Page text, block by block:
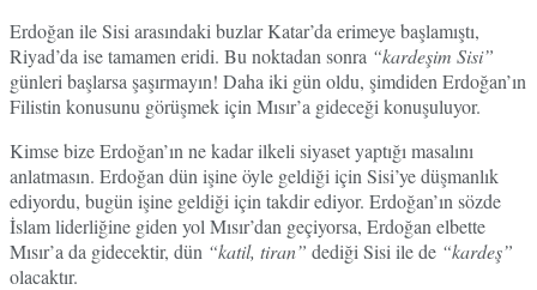
Erdoğan ile Sisi arasındaki buzlar Katar’da erimeye başlamıştı,
Riyad’da ise tamamen eridi. Bu noktadan sonra “kardeşim Sisi”
günleri başlarsa şaşırmayın! Daha iki gün oldu, şimdiden Erdoğan’ın
Filistin konusunu görüşmek için Mısır’a gideceği konuşuluyor.
Kimse bize Erdoğan’ın ne kadar ilkeli siyaset yaptığı masalını
anlatmasın. Erdoğan dün işine öyle geldiği için Sisi’ye düşmanlık
ediyordu, bugün işine geldiği için takdir ediyor. Erdoğan’ın sözde
İslam liderliğine giden yol Mısır’dan geçiyorsa, Erdoğan elbette
Mısır’a da gidecektir, dün “katil, tiran” dediği Sisi ile de “kardeş”
olacaktır.